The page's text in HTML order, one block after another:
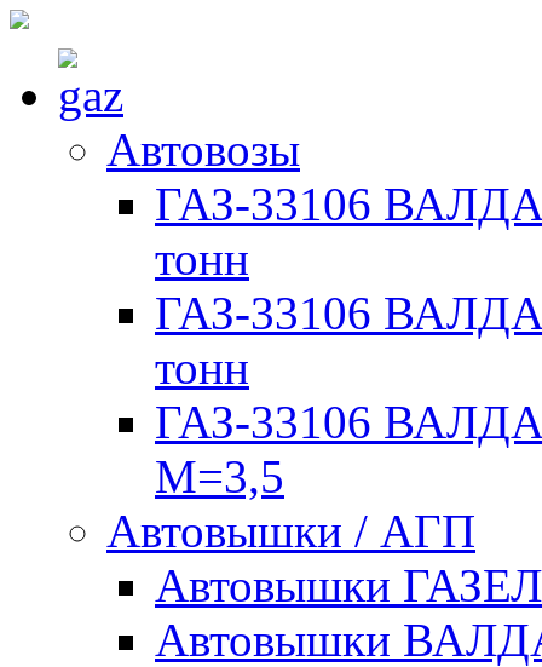
Автовозы
ГАЗ-33106
тонн
ГАЗ-33106
тонн
ГАЗ-33106
М=3,5
Автовышки / АГП
Автовышки
Автовышки